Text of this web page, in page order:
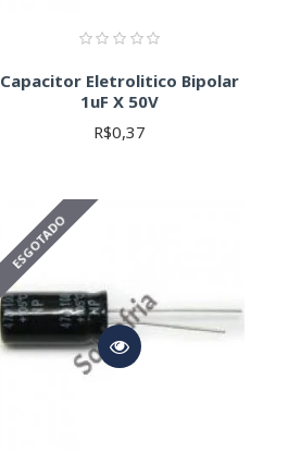
Capacitor Eletrolitico Bipolar
1uF X 50V
R$0,37
ESGOTADO